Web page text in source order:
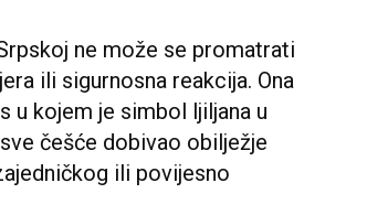
ne može se promatrati
ili sigurnosna reakcija. Ona
u kojem je simbol ljiljana u
češće dobivao obilježje
ili povijesno